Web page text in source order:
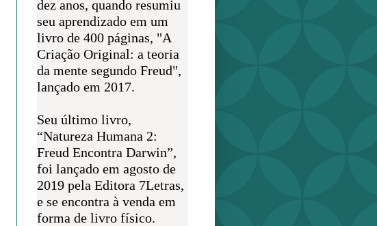
dez anos, quando resumiu
seu aprendizado em um
livro de 400 páginas, "A
Criação Original: a teoria
da mente segundo Freud",
lançado em 2017.
Seu último livro,
“Natureza Humana 2:
Freud Encontra Darwin”,
foi lançado em agosto de
2019 pela Editora 7Letras,
e se encontra à venda em
forma de livro físico.